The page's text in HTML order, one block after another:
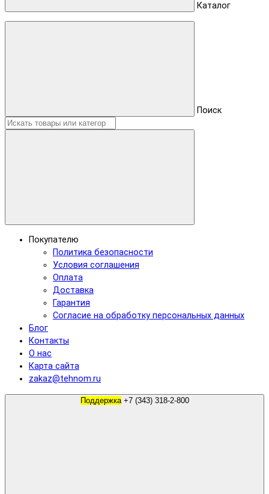
Каталог
Поиск
Покупателю
Политика безопасности
Условия соглашения
Оплата
Доставка
Гарантия
Согласие на обработку персональных данных
Блог
Контакты
О нас
Карта сайта
zakaz@tehnom.ru
Поддержка +7 (343) 318-2-800